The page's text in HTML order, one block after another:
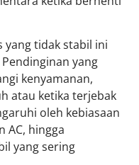
yang tidak stabil ini
yang
kenyamanan,
atau ketika terjebak
oleh kebiasaan
AC, hingga
yang sering